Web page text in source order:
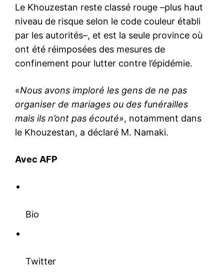
Le Khouzestan reste classé rouge –plus haut
niveau de risque selon le code couleur établi
par les autorités–, et est la seule province où
ont été réimposées des mesures de
confinement pour lutter contre l’épidémie.
«Nous avons imploré les gens de ne pas
organiser de mariages ou des funérailles
mais ils n’ont pas écouté», notamment dans
le Khouzestan, a déclaré M. Namaki.
Avec AFP
Bio
Twitter